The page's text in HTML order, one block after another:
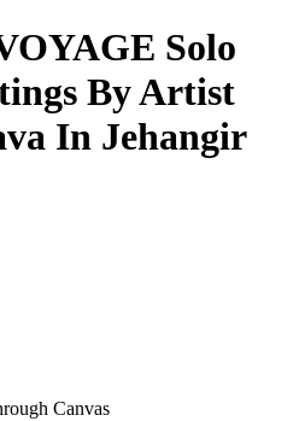
Solo
By Artist
In Jehangir
Canvas